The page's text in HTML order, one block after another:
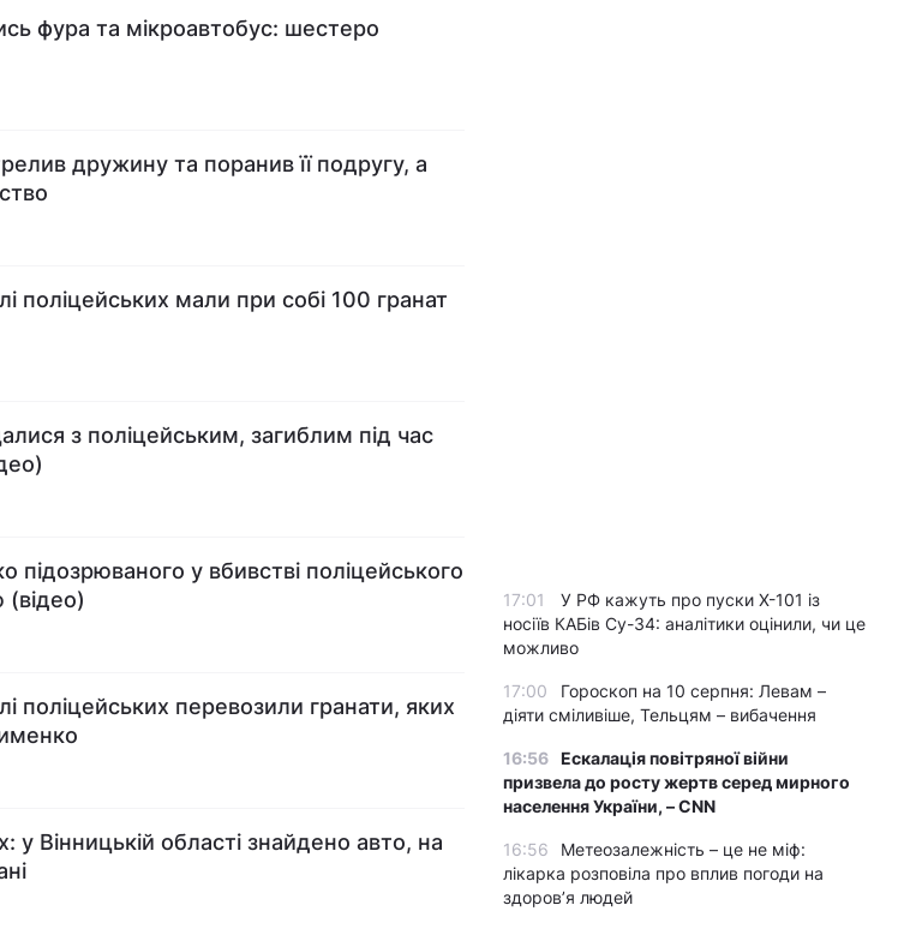
фура та мікроавтобус: шестеро
дружину та поранив її подругу, а
поліцейських мали при собі 100 гранат
з поліцейським, загиблим під час
підозрюваного у вбивстві поліцейського
(відео)
поліцейських перевозили гранати, яких
у Вінницькій області знайдено авто, на
17:01
У РФ кажуть про пуски Х-101 із
носіїв КАБів Су-34: аналітики оцінили, чи це
можливо
17:00
Гороскоп на 10 серпня: Левам –
діяти сміливіше, Тельцям – вибачення
16:56 Ескалація повітряної війни
призвела до росту жертв серед мирного
населення України, – CNN
16:56
Метеозалежність – це не міф:
лікарка розповіла про вплив погоди на
здоров’я людей